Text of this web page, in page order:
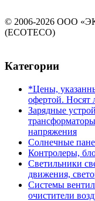
© 2006-2026 ООО
(ECOTECO)
Категории
*Цены,
офертой. Носят
Зарядные
напряжения
Солнечные
Контролеры,
Светильники
движения,
Системы
очистители